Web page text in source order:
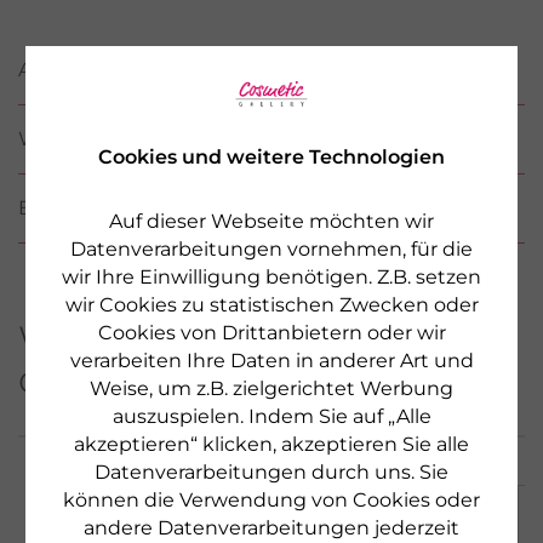
Cookies und weitere Technologien
Auf dieser Webseite möchten wir
Datenverarbeitungen vornehmen, für die
wir Ihre Einwilligung benötigen. Z.B. setzen
wir Cookies zu statistischen Zwecken oder
Cookies von Drittanbietern oder wir
verarbeiten Ihre Daten in anderer Art und
Weise, um z.B. zielgerichtet Werbung
auszuspielen. Indem Sie auf „Alle
akzeptieren“ klicken, akzeptieren Sie alle
Datenverarbeitungen durch uns. Sie
können die Verwendung von Cookies oder
andere Datenverarbeitungen jederzeit
ANWENDUNG
WIRKSTOFFE / INCI
BEWERTUNGEN
Weitere Produkte aus
dieser Serie
NEU & LIMITED